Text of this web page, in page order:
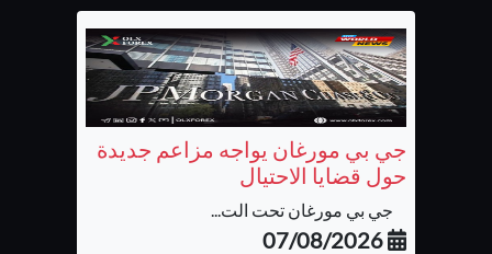
جي بي مورغان يواجه مزاعم جديدة
حول قضايا الاحتيال
جي بي مورغان تحت الت...
07/08/2026